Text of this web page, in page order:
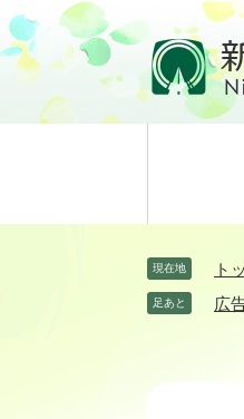
ペ
ー
ジ
メ
ニ
ュ
て
現在地 ト
足あと 広